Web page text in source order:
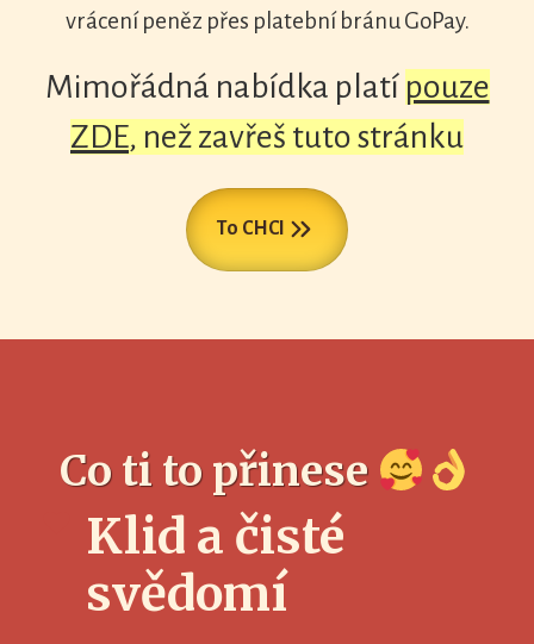
vrácení peněz přes platební bránu GoPay.
Mimořádná nabídka platí pouze
ZDE, než zavřeš tuto stránku
To CHCI
Co ti to přinese
Klid a čisté
svědomí